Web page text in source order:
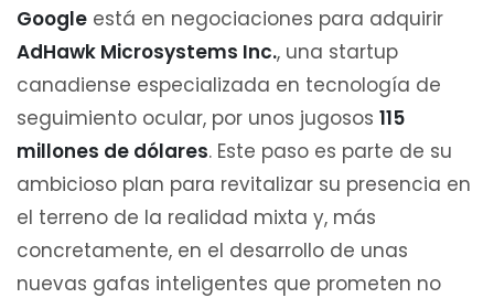
Google está en negociaciones para adquirir
AdHawk Microsystems Inc., una startup
canadiense especializada en tecnología de
seguimiento ocular, por unos jugosos 115
millones de dólares. Este paso es parte de su
ambicioso plan para revitalizar su presencia en
el terreno de la realidad mixta y, más
concretamente, en el desarrollo de unas
nuevas gafas inteligentes que prometen no